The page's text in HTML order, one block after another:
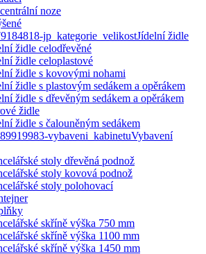
noze
Jídelní židle
židle celodřevěné
židle celoplastové
židle s kovovými nohami
židle s plastovým sedákem a opěrákem
židle s dřevěným sedákem a opěrákem
židle
židle s čalouněným sedákem
Vybavení
stoly dřevěná podnož
stoly kovová podnož
stoly polohovací
skříně výška 750 mm
skříně výška 1100 mm
skříně výška 1450 mm